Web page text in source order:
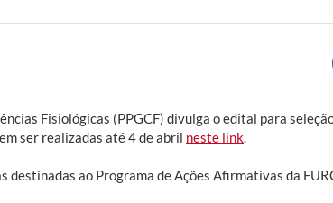
Fisiológicas (PPGCF) divulga o edital para
ser realizadas até 4 de abril neste link
destinadas ao Programa de Ações Afirmativas da